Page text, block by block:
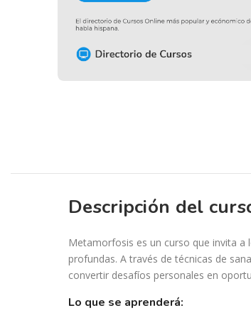
Descripción del
Metamorfosis es un curso que invita
profundas. A través de técnicas de
convertir desafíos personales en
lo que se aprenderá: